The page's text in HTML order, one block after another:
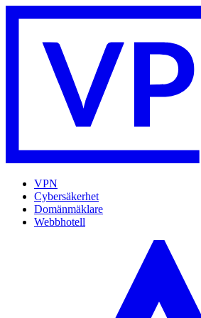
VPN
Cybersäkerhet
Domänmäklare
Webbhotell